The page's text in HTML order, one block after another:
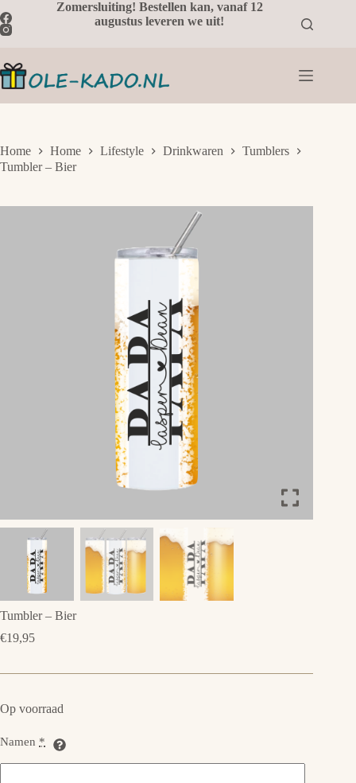
naar
de
Zomersluiting! Bestellen kan, vanaf 12
augustus leveren we uit!
Home Home Lifestyle Drinkwaren
Tumblers
Tumbler – Bier
Tumbler – Bier
€19,95
Op voorraad
Namen *